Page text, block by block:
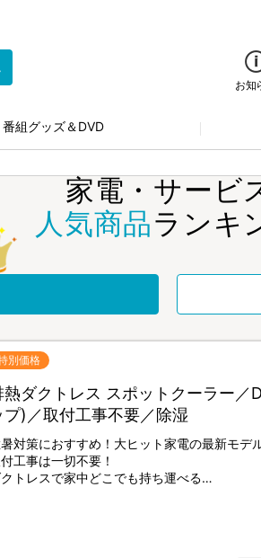
お知
番組グッズ＆DVD
家電・サービ
人気商品ランキ
別価格
熱ダクトレス スポットクーラー／
プ)／取付工事不要／除湿
対策におすすめ！大ヒット家電の最新モデ
工事は一切不要！
クトレスで家中どこでも持ち運べる